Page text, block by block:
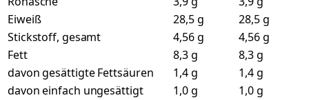
Eiweiß
28,5 g
28,5 g
Stickstoff, gesamt
4,56 g
4,56 g
Fett
8,3 g
8,3 g
davon gesättigte Fettsäuren
1,4 g
1,4 g
davon einfach ungesättigt
1,0 g
1,0 g